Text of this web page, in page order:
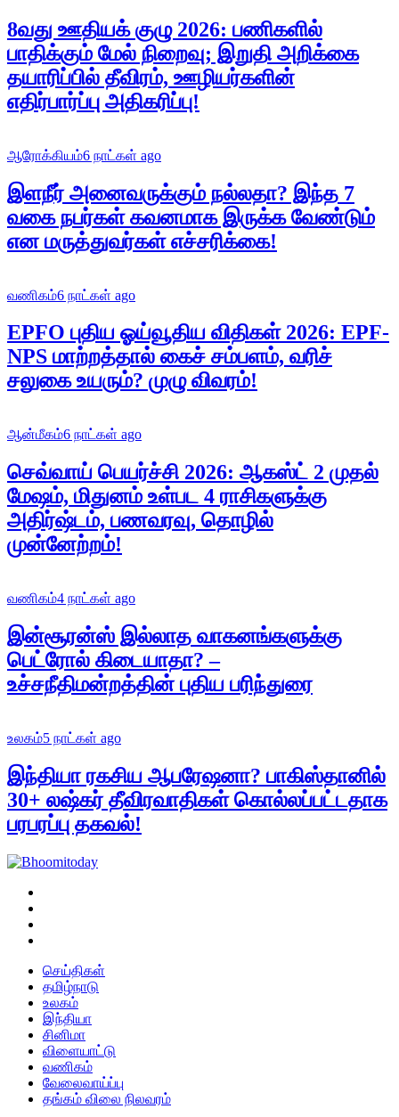
8வது ஊதியக் குழு 2026: பணிகளில்
பாதிக்கும் மேல் நிறைவு; இறுதி அறிக்கை
தயாரிப்பில் தீவிரம், ஊழியர்களின்
எதிர்பார்ப்பு அதிகரிப்பு!
ஆரோக்கியம்6 நாட்கள் ago
இளநீர் அனைவருக்கும் நல்லதா? இந்த 7
வகை நபர்கள் கவனமாக இருக்க வேண்டும்
என மருத்துவர்கள் எச்சரிக்கை!
வணிகம்6 நாட்கள் ago
EPFO புதிய ஓய்வூதிய விதிகள் 2026: EPF-
NPS மாற்றத்தால் கைச் சம்பளம், வரிச்
சலுகை உயரும்? முழு விவரம்!
ஆன்மீகம்6 நாட்கள் ago
செவ்வாய் பெயர்ச்சி 2026: ஆகஸ்ட் 2 முதல்
மேஷம், மிதுனம் உள்பட 4 ராசிகளுக்கு
அதிர்ஷ்டம், பணவரவு, தொழில்
முன்னேற்றம்!
வணிகம்4 நாட்கள் ago
இன்சூரன்ஸ் இல்லாத வாகனங்களுக்கு
பெட்ரோல் கிடையாதா? –
உச்சநீதிமன்றத்தின் புதிய பரிந்துரை
உலகம்5 நாட்கள் ago
இந்தியா ரகசிய ஆபரேஷனா? பாகிஸ்தானில்
30+ லஷ்கர் தீவிரவாதிகள் கொல்லப்பட்டதாக
பரபரப்பு தகவல்!
செய்திகள்
தமிழ்நாடு
உலகம்
இந்தியா
சினிமா
விளையாட்டு
வணிகம்
வேலைவாய்ப்பு
தங்கம் விலை நிலவரம்